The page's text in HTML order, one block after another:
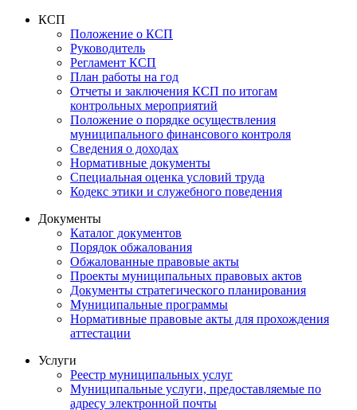
КСП
Положение о КСП
Руководитель
Регламент КСП
План работы на год
Отчеты и заключения КСП по итогам
контрольных мероприятий
Положение о порядке осуществления
муниципального финансового контроля
Сведения о доходах
Нормативные документы
Специальная оценка условий труда
Кодекс этики и служебного поведения
Документы
Каталог документов
Порядок обжалования
Обжалованные правовые акты
Проекты муниципальных правовых актов
Документы стратегического планирования
Муниципальные программы
Нормативные правовые акты для прохождения
аттестации
Услуги
Реестр муниципальных услуг
Муниципальные услуги, предоставляемые по
адресу электронной почты